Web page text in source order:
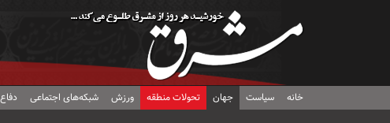
خانه سیاست جهان تحولات منطقه ورزش شبکه‌های اجتماعی